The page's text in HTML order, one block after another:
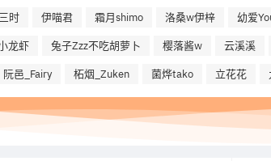
时 伊喵君 霜月shimo 洛桑w伊梓 幼爱
龙虾 兔子Zzz不吃胡萝卜 樱落酱w 云溪溪
阮邑_Fairy 柘烟_Zuken 菌烨tako 立花花